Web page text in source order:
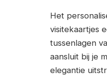
Het
visitekaartjes
tussenlagen
aansluit bij je
elegantie